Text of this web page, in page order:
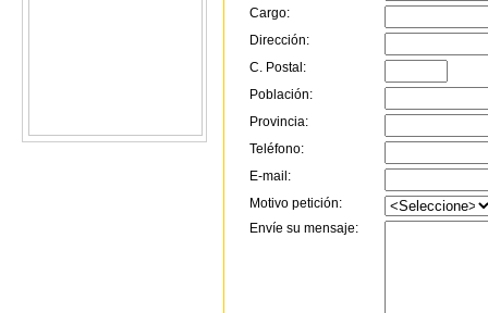
Cargo:
Dirección:
C. Postal:
Población:
Provincia:
Teléfono:
E-mail:
Motivo petición:
Envíe su mensaje: